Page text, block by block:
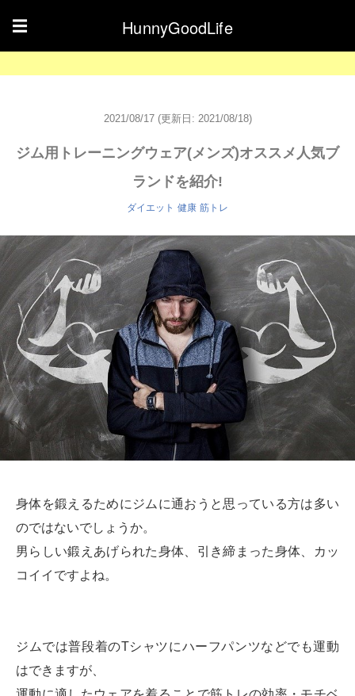
☰ HunnyGoodLife
2021/08/17 (更新日: 2021/08/18)
ジム用トレーニングウェア(メンズ)オススメ人気ブ
ランドを紹介!
ダイエット 健康 筋トレ
身体を鍛えるためにジムに通おうと思っている方は多い
のではないでしょうか。
男らしい鍛えあげられた身体、引き締まった身体、カッ
コイイですよね。
ジムでは普段着のTシャツにハーフパンツなどでも運動
はできますが、